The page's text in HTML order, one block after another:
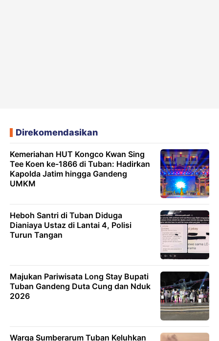
Direkomendasikan
Kemeriahan HUT Kongco Kwan Sing
Tee Koen ke-1866 di Tuban: Hadirkan
Kapolda Jatim hingga Gandeng
UMKM
Heboh Santri di Tuban Diduga
Dianiaya Ustaz di Lantai 4, Polisi
Turun Tangan
Majukan Pariwisata Long Stay Bupati
Tuban Gandeng Duta Cung dan Nduk
2026
Warga Sumberarum Tuban Keluhkan